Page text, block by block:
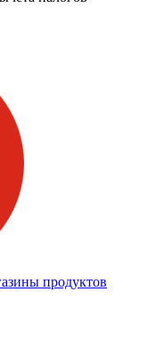
продуктов